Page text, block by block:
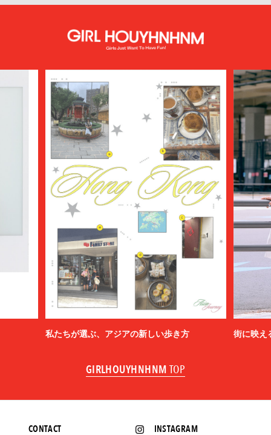
私たちが選ぶ、アジアの新しい歩き方 街に映え
GIRLHOUYHNHNM TOP
INSTAGRAM
CONTACT